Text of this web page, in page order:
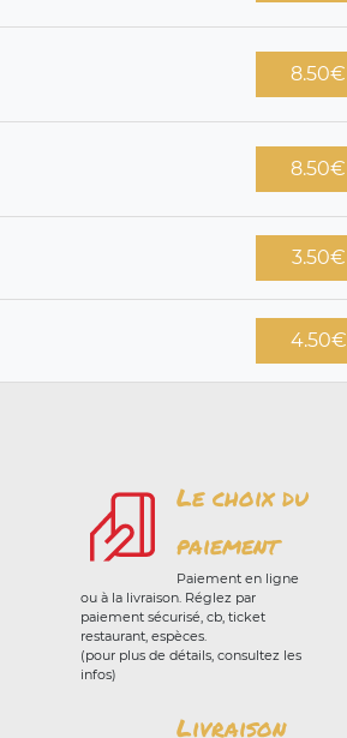
8.50€
8.50€
3.50€
4.50€
Le choix du
paiement
Paiement en ligne
ou à la livraison. Réglez par
paiement sécurisé, cb, ticket
restaurant, espèces.
(pour plus de détails, consultez les
infos)
Livraison